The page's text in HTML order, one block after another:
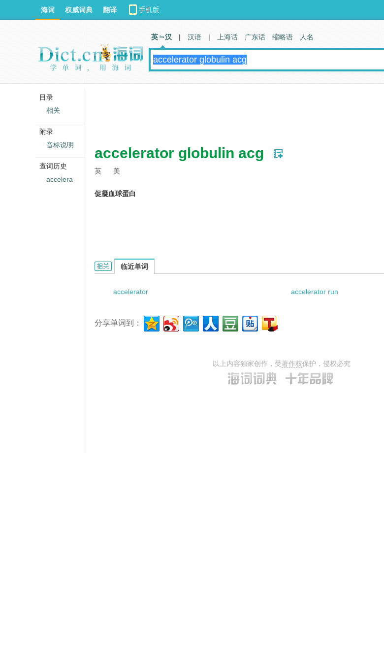
accelerator globulin acg
英 美
促凝血球蛋白
accelerator globulin AcG的相关资料：
临近单词
accelerator accelerator run
分享单词到：
以上内容独家创作，受著作权保护，侵权必究
海词 权威词典 翻译
英 汉 | 汉语 | 上海话 广东话 缩略语 人名
目录
相关
附录
音标说明
查词历史
accelera